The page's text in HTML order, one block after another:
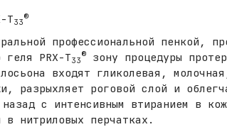
T33
®
профессиональной пенкой,
PRX-T33
®зону процедуры
входят гликолевая,
разрыхляет роговой слой и
с интенсивным втиранием в
в нитриловых перчатках.